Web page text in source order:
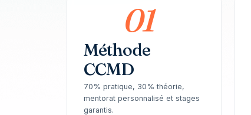
01
Méthode
CCMD
70% pratique, 30% théorie,
mentorat personnalisé et stages
garantis.